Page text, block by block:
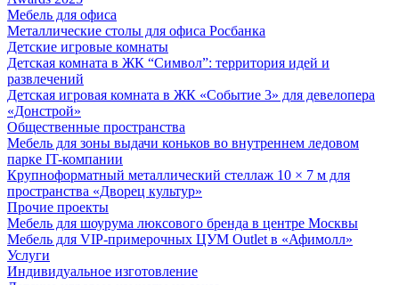
Мебель для офиса
Металлические столы для офиса Росбанка
Детские игровые комнаты
Детская комната в ЖК “Символ”: территория идей и
развлечений
Детская игровая комната в ЖК «Событие 3» для девелопера
«Донстрой»
Общественные пространства
Мебель для зоны выдачи коньков во внутреннем ледовом
парке IT-компании
Крупноформатный металлический стеллаж 10 × 7 м для
пространства «Дворец культур»
Прочие проекты
Мебель для шоурума люксового бренда в центре Москвы
Мебель для VIP-примерочных ЦУМ Outlet в «Афимолл»
Услуги
Индивидуальное изготовление